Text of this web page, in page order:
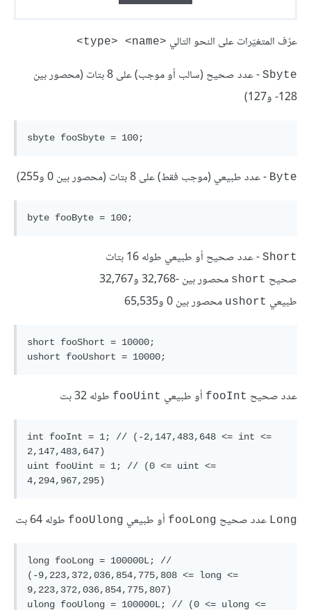
عرّف المتغيّرات على النحو التالي <type> <name>
Sbyte
- عدد صحيح (سالب أو موجب) على 8 بتات (محصور بين
128- و127)
Byte - عدد طبيعي (موجب فقط) على 8 بتات (محصور بين 0 و255)
Short - عدد صحيح أو طبيعي طوله 16 بتات
صحيح short محصور بين -32,768 و32,767
طبيعي ushort محصور بين 0 و65,535
short fooShort = 10000;
عدد صحيح fooInt أو طبيعي fooUint طوله 32 بت
int fooInt = 1; // (-2,147,483,648 <= int <=
2,147,483,647)
uint fooUint = 1; // (0 <= uint <=
Long عدد صحيح fooLong أو طبيعي fooUlong طوله 64 بت
long fooLong = 100000L; //
(-9,223,372,036,854,775,808 <= long <=
9,223,372,036,854,775,807)
ulong fooUlong = 100000L; // (0 <= ulong <=